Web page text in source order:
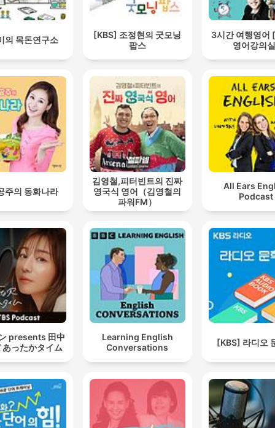
의 목돈연구소
[KBS] 조정현의 굿모닝
팝스
3시간 여행영어
영어강의
주의 동화나라
김영철,피터빈트의 진짜
영국식 영어（김영철의
파워FM）
All Ears
Podcast
presents 田中
あったかタイム
Learning English
Conversations
[KBS] 라디오